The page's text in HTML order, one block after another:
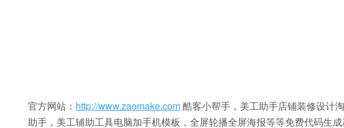
官方网站： http://www.zaomake.com酷客小帮手，美工助手店铺装修设计
助手，美工辅助工具电脑加手机模板，全屏轮播全屏海报等等免费代码生成